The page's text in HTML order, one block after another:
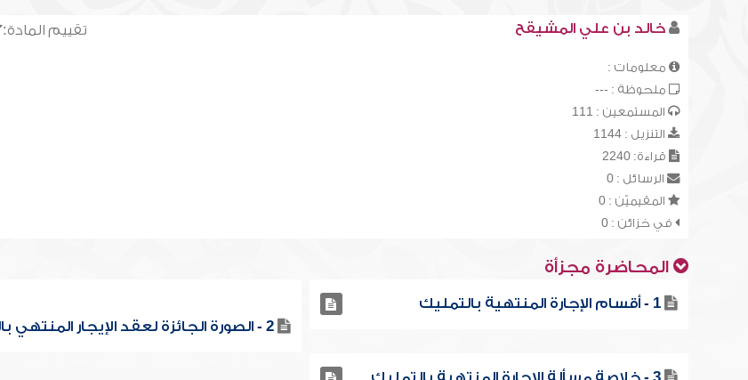
تقييم المادة: خالد بن علي المشيقح
معلومات :
ملحوظة : ---
المستمعين : 111
التنزيل : 1144
قراءة: 2240
الرسائل : 0
المقيميّن : 0
في خزائن : 0
المحاضرة مجزأة
1 - أقسام الإجارة المنتهية بالتمليك
2 - الصورة الجائزة لعقد الإيجار المنتهي بالتمليك